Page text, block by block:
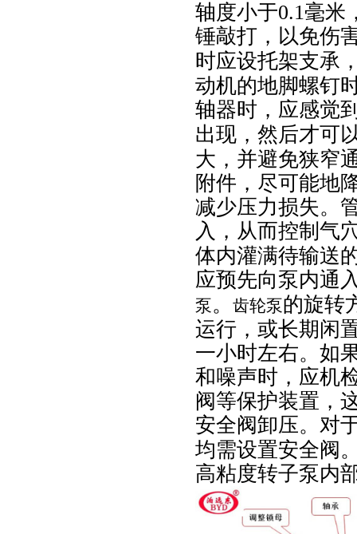
轴度小于0.1毫米
锤敲打，以免伤
时应设托架支承
动机的地脚螺钉
轴器时，应感觉
出现，然后才可
大，并避免狭窄
附件，尽可能地
减少压力损失。
入，从而控制气
体内灌满待输送
应预先向泵内通
泵。 齿轮泵的旋转
运行，或长期闲
一小时左右。如
和噪声时，应机
阀等保护装置，
安全阀卸压。对
均需设置安全阀
高粘度转子泵内